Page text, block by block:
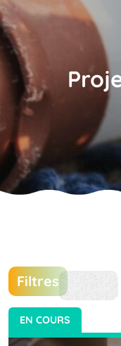
Filtres
EN COURS